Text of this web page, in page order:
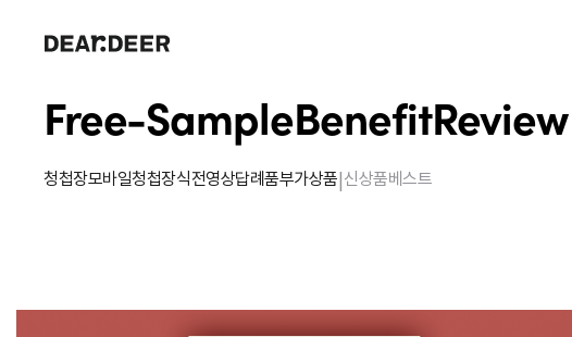
Free-SampleBenefitReview
청첩장모바일청첩장식전영상답례품부가상품|신상품베스트